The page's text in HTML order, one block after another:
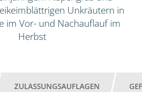
Unkräutern in
im Vor- und Nachauflauf im
Herbst
ZULASSUNGSAUFLAGEN